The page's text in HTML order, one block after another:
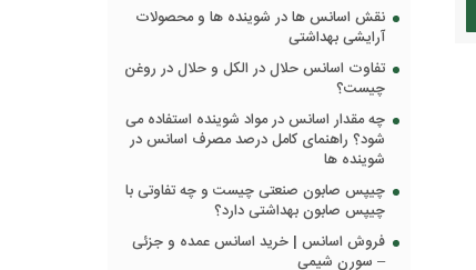
نقش اسانس ها در شوینده ها و محصولات
آرایشی بهداشتی
تفاوت اسانس حلال در الکل و حلال در روغن
چیست؟
چه مقدار اسانس در مواد شوینده استفاده می
شود؟ راهنمای کامل درصد مصرف اسانس در
شوینده ها
چیپس صابون صنعتی چیست و چه تفاوتی با
چیپس صابون بهداشتی دارد؟
فروش اسانس | خرید اسانس عمده و جزئی
– سورن شیمی